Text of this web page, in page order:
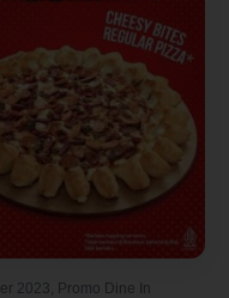
2023, Promo Dine In